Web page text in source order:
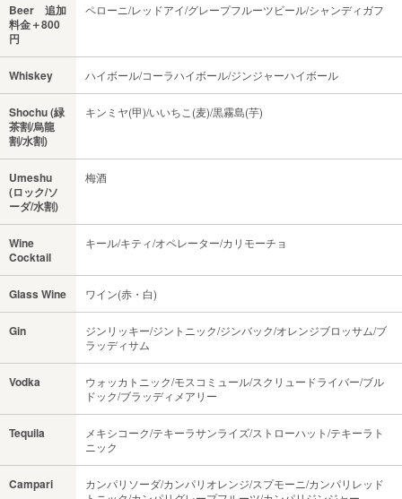
Beer 追加
料金＋800
円
ペローニ/レッドアイ/グレープフルーツビール/シャンディガフ
Whiskey ハイボール/コーラハイボール/ジンジャーハイボール
Shochu (緑
茶割/烏龍
割/水割)
キンミヤ(甲)/いいちこ(麦)/黒霧島(芋)
Umeshu
(ロック/ソ
ーダ/水割)
梅酒
Wine
Cocktail
キール/キティ/オペレーター/カリモーチョ
Glass Wine ワイン(赤・白)
Gin
ジンリッキー/ジントニック/ジンバック/オレンジブロッサム/ブ
ラッディサム
Vodka
ウォッカトニック/モスコミュール/スクリュードライバー/ブル
ドック/ブラッディメアリー
Tequila
メキシコーク/テキーラサンライズ/ストローハット/テキーラト
ニック
Campari
カンパリソーダ/カンパリオレンジ/スプモーニ/カンパリレッド